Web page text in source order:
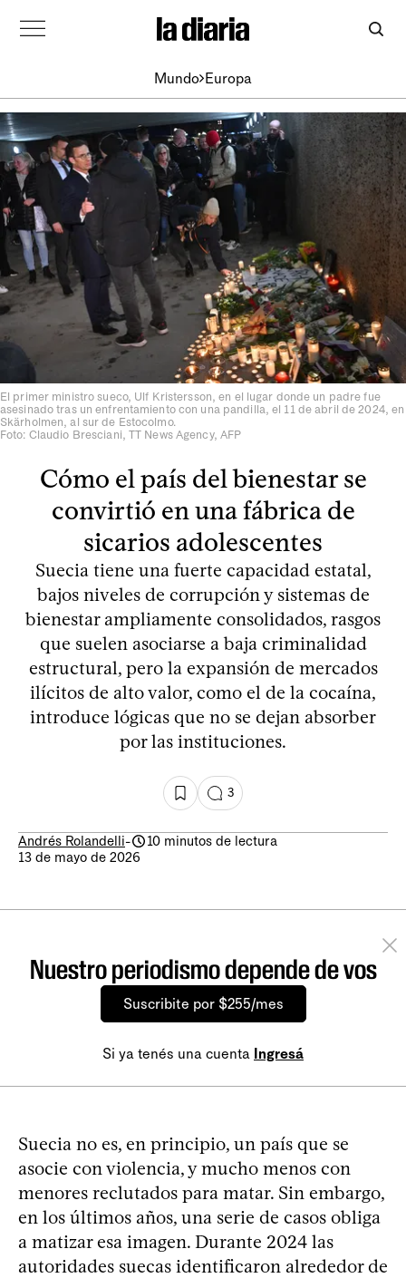
Mundo Europa
El primer ministro sueco, Ulf Kristersson, en el lugar donde un padre fue
asesinado tras un enfrentamiento con una pandilla, el 11 de abril de 2024, en
Skärholmen, al sur de Estocolmo.
Foto: Claudio Bresciani, TT News Agency, AFP
Cómo el país del bienestar se
convirtió en una fábrica de
sicarios adolescentes
Suecia tiene una fuerte capacidad estatal,
bajos niveles de corrupción y sistemas de
bienestar ampliamente consolidados, rasgos
que suelen asociarse a baja criminalidad
estructural, pero la expansión de mercados
ilícitos de alto valor, como el de la cocaína,
introduce lógicas que no se dejan absorber
por las instituciones.
3
Andrés Rolandelli-
10 minutos de lectura
13 de mayo de 2026
Nuestro periodismo depende de vos
Suscribite por $255/mes
Si ya tenés una cuenta Ingresá
Suecia no es, en principio, un país que se
asocie con violencia, y mucho menos con
menores reclutados para matar. Sin embargo,
en los últimos años, una serie de casos obliga
a matizar esa imagen. Durante 2024 las
autoridades suecas identificaron alrededor de